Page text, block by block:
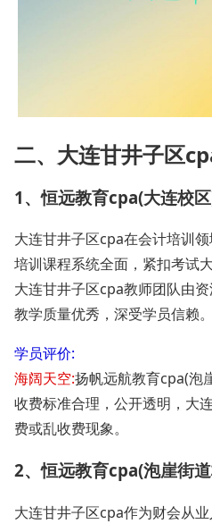
二、大连甘井子区
1、恒远教育cpa(大连校
大连甘井子区cpa在会计培训
培训课程系统全面，紧扣考试
大连甘井子区cpa教师团队由
教学质量优秀，深受学员信赖。
学员评价:
海阔天空:扬帆远航教育cpa(泡
收费标准合理，公开透明，大
费或乱收费现象。
2、恒远教育cpa(泡崖街
大连甘井子区cpa作为财会从